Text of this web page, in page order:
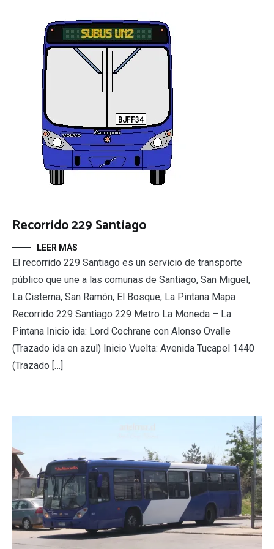
Recorrido 229 Santiago
LEER MÁS
El recorrido 229 Santiago es un servicio de transporte
público que une a las comunas de Santiago, San Miguel,
La Cisterna, San Ramón, El Bosque, La Pintana Mapa
Recorrido 229 Santiago 229 Metro La Moneda – La
Pintana Inicio ida: Lord Cochrane con Alonso Ovalle
(Trazado ida en azul) Inicio Vuelta: Avenida Tucapel 1440
(Trazado […]